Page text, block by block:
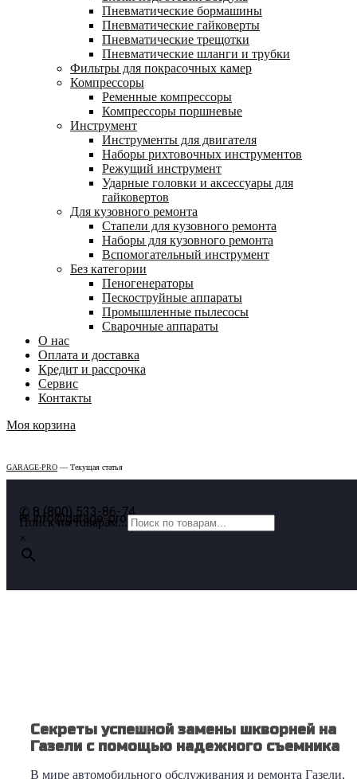
Пневматические бормашины
Пневматические гайковерты
Пневматические трещотки
Пневматические шланги и трубки
Фильтры для покрасочных камер
Компрессоры
Ременные компрессоры
Компрессоры поршневые
Инструмент
Инструменты для двигателя
Наборы рихтовочных инструментов
Режущий инструмент
Ударные головки и аксессуары для
гайковертов
Для кузовного ремонта
Стапели для кузовного ремонта
Наборы для кузовного ремонта
Вспомогательный инструмент
Без категории
Пеногенераторы
Пескоструйные аппараты
Промышленные пылесосы
Сварочные аппараты
О нас
Оплата и доставка
Кредит и рассрочка
Сервис
Контакты
Моя корзина
GARAGE-PRO — Текущая статья
✆ 8 (800) 533-86-74
✉ info@garage-pro.ru
Поиск по товарам...
×
Секреты успешной замены шкворней на
Газели с помощью надежного съемника
В мире автомобильного обслуживания и ремонта Газели,